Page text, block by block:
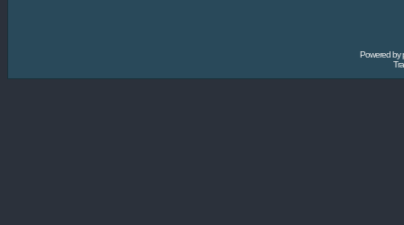
Powered by